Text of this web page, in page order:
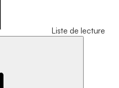
Liste de lecture